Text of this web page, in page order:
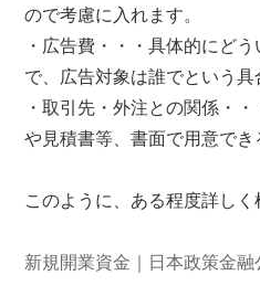
ので考慮に入れます。
・広告費・・・具体的にど
で、広告対象は誰でという具
・取引先・外注との関係・
や見積書等、書面で用意でき
このように、ある程度詳しく
新規開業資金｜日本政策金融